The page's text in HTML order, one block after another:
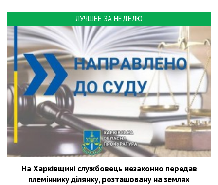
ЛУЧШЕЕ ЗА НЕДЕЛЮ
На Харківщині службовець незаконно передав
племіннику ділянку, розташовану на землях